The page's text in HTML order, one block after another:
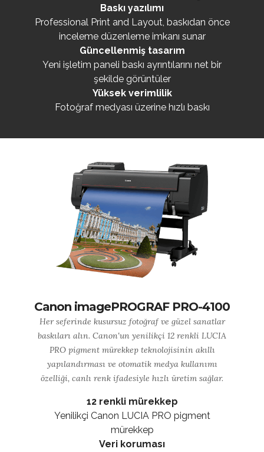
Baskı yazılımı
Professional Print and Layout, baskıdan önce
inceleme düzenleme imkanı sunar
Güncellenmiş tasarım
Yeni işletim paneli baskı ayrıntılarını net bir
şekilde görüntüler
Yüksek verimlilik
Fotoğraf medyası üzerine hızlı baskı
Canon imagePROGRAF PRO-4100
Her seferinde kusursuz fotoğraf ve güzel sanatlar
baskıları alın. Canon'un yenilikçi 12 renkli LUCIA
PRO pigment mürekkep teknolojisinin akıllı
yapılandırması ve otomatik medya kullanımı
özelliği, canlı renk ifadesiyle hızlı üretim sağlar.
12 renkli mürekkep
Yenilikçi Canon LUCIA PRO pigment
mürekkep
Veri koruması